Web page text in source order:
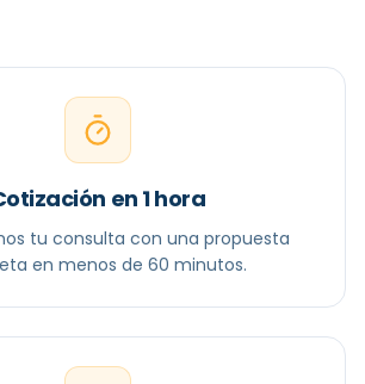
en 1 hora
tu consulta con una propuesta
en menos de 60 minutos.